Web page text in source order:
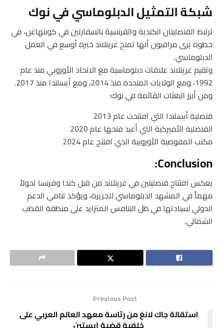
شبكة التمثيل الدبلوماسي في نوك
ترتبط القنصليتان الكندية والفرنسية بالسفارتين في كوبنهاغن، في
خطوة يرى مراقبون أنها تمنح غرينلاند خبرة أوسع في العمل
الدبلوماسي.
وتقيم غرينلاند علاقات دبلوماسية مع الاتحاد الأوروبي منذ عام
1992، ومع الولايات المتحدة منذ 2014، ومع أيسلندا منذ 2017.
ومن أبرز البعثات القائمة في نوك:
قنصلية أيسلندا التي افتتحت عام 2013
القنصلية الأميركية التي أعيد فتحها عام 2020
مكتب المفوضية الأوروبية الذي افتتح عام 2024
Conclusion:
يعكس افتتاح قنصليتين في غرينلاند من قبل كندا وفرنسا تحولاً
مهماً في المشهد الدبلوماسي للجزيرة، ويؤكد تنامي الدعم
الدولي لسيادتها في ظل التنافس المتزايد على منطقة القطب
الشمالي.
Previous Post
استقالة جاك لانغ من رئاسة معهد العالم العربي على
خلفية قضية إبستين